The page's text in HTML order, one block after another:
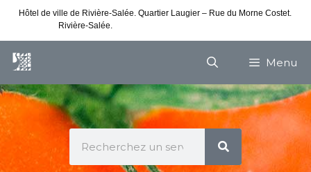
Hôtel de ville de Rivière-Salée. Quartier Laugier – Rue du Morne Costet.
Rivière-Salée.
Menu